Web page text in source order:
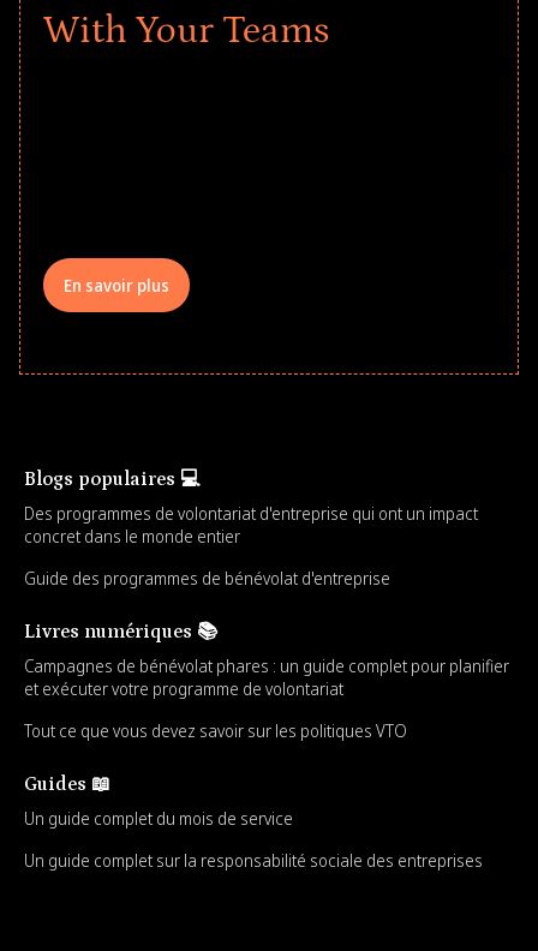
With Your Teams
En savoir plus
Blogs populaires 💻
Des programmes de volontariat d'entreprise qui ont un impact
concret dans le monde entier
Guide des programmes de bénévolat d'entreprise
Livres numériques 📚
Campagnes de bénévolat phares : un guide complet pour planifier
et exécuter votre programme de volontariat
Tout ce que vous devez savoir sur les politiques VTO
Guides 📖
Un guide complet du mois de service
Un guide complet sur la responsabilité sociale des entreprises